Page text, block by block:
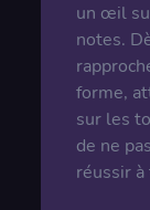
un œil
notes.
forme,
sur les
de ne
réussir